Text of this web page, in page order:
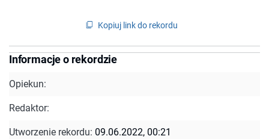
Kopiuj link do rekordu
Informacje o rekordzie
Opiekun:
Redaktor:
Utworzenie rekordu: 09.06.2022, 00:21